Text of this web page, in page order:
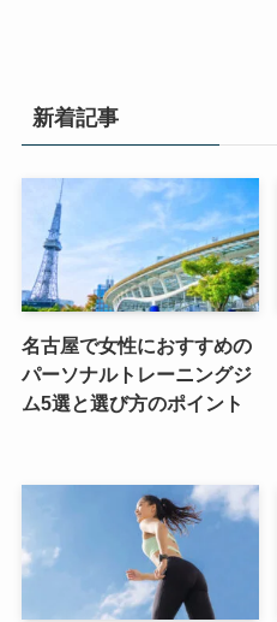
新着記事
名古屋で女性におすすめの
パーソナルトレーニングジ
ム5選と選び方のポイント